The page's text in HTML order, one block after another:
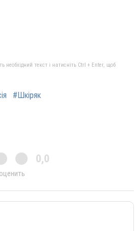
необхідний текст і натисніть Ctrl + Enter, щоб
#Шкіряк
0,0